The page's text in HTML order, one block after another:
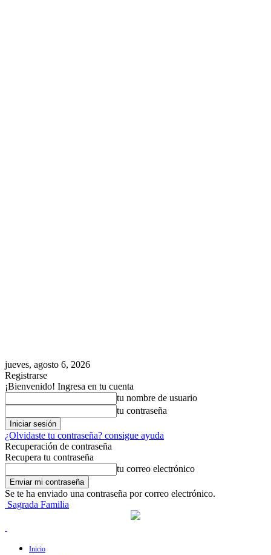
jueves, agosto 6, 2026
Registrarse
¡Bienvenido! Ingresa en tu cuenta
tu nombre de usuario
tu contraseña
¿Olvidaste tu contraseña? consigue ayuda
Recuperación de contraseña
Recupera tu contraseña
tu correo electrónico
Se te ha enviado una contraseña por correo electrónico.
Sagrada Familia
Inicio